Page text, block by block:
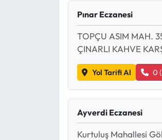
Pınar Eczanesi
TOPÇU ASIM MAH.
ÇINARLI KAHVE
Yol Tarifi Al 0
Ayverdi Eczanesi
Kurtuluş Mahallesi